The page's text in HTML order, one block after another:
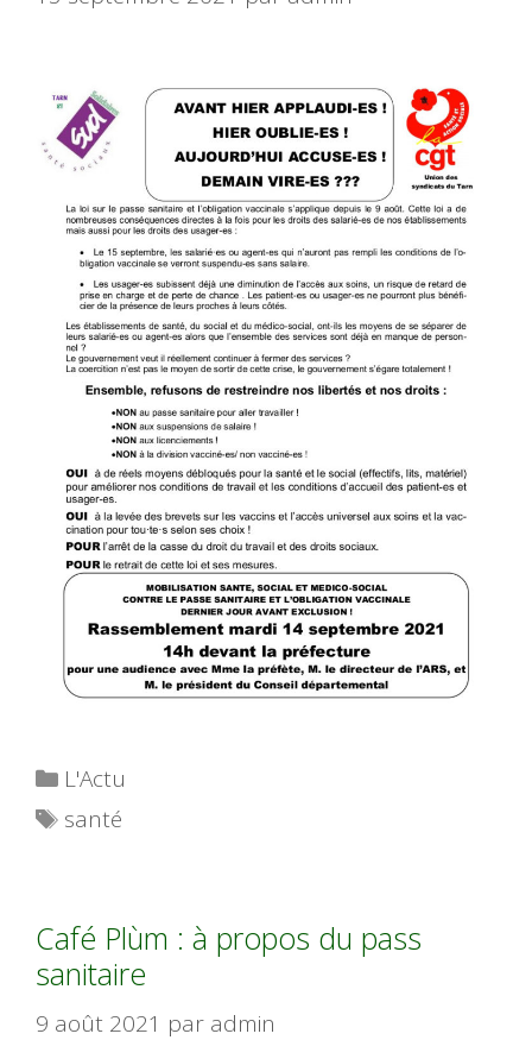
Catégories
L'Actu
Étiquettes
santé
Café Plùm : à propos du pass
sanitaire
9 août 2021 par admin